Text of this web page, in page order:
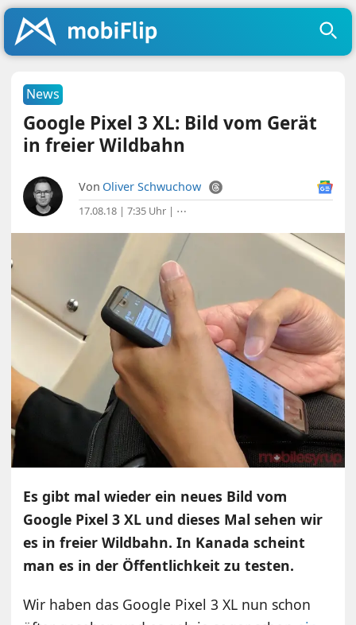
News
Google Pixel 3 XL: Bild vom Gerät
in freier Wildbahn
Von Oliver Schwuchow
17.08.18 | 7:35 Uhr | ⋯
Es gibt mal wieder ein neues Bild vom
Google Pixel 3 XL und dieses Mal sehen wir
es in freier Wildbahn. In Kanada scheint
man es in der Öffentlichkeit zu testen.
Wir haben das Google Pixel 3 XL nun schon